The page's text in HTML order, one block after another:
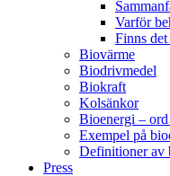
Varför
Finns
Biovärme
Biodrivmedel
Biokraft
Kolsänkor
Bioenergi –
Exempel på
Definitioner av
Press